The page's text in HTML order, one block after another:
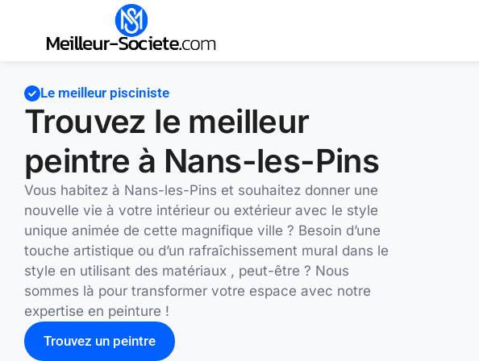
Le meilleur pisciniste
Trouvez le meilleur
peintre à Nans-les-Pins
Vous habitez à Nans-les-Pins et souhaitez donner une
nouvelle vie à votre intérieur ou extérieur avec le style
unique animée de cette magnifique ville ? Besoin d’une
touche artistique ou d’un rafraîchissement mural dans le
style en utilisant des matériaux , peut-être ? Nous
sommes là pour transformer votre espace avec notre
expertise en peinture !
Trouvez un peintre